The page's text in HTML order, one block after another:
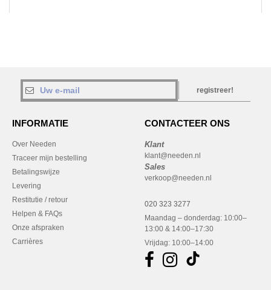
registreer!
INFORMATIE
Over Needen
Traceer mijn bestelling
Betalingswijze
Levering
Restitutie / retour
Helpen & FAQs
Onze afspraken
Carrières
CONTACTEER ONS
Klant
klant@needen.nl
Sales
verkoop@needen.nl
020 323 3277
Maandag – donderdag: 10:00–
13:00 & 14:00–17:30
Vrijdag: 10:00–14:00